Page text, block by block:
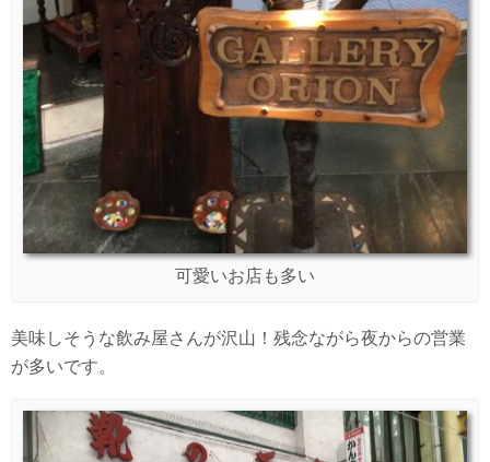
可愛いお店も多い
美味しそうな飲み屋さんが沢山！残念ながら夜からの営業
が多いです。